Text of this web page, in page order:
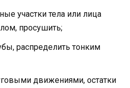
участки тела или лица
просушить;
распределить тонким
движениями, остатки